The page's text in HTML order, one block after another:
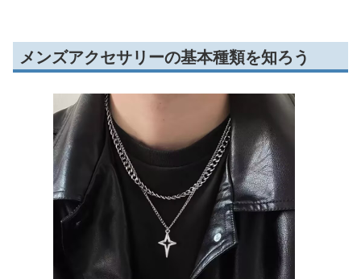
メンズアクセサリーの基本種類を知ろう